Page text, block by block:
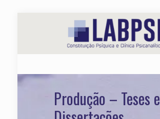
Produção – Teses e